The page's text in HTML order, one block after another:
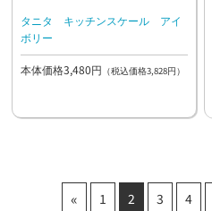
タニタ キッチンスケール アイ
ボリー
本体価格3,480円 （税込価格3,828円）
« 1 2 3 4